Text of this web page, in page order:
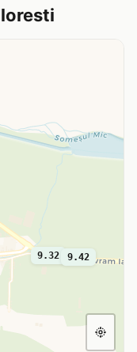
9.32 9.42